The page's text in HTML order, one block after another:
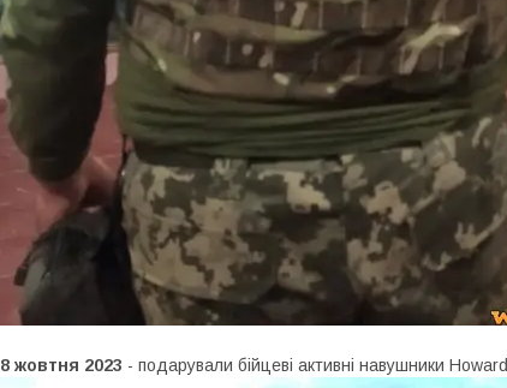
жовтня 2023 - подарували бійцеві активні навушники Howard